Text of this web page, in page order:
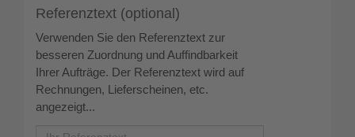
Referenztext (optional)
Verwenden Sie den Referenztext zur
besseren Zuordnung und Auffindbarkeit
Ihrer Aufträge. Der Referenztext wird auf
Rechnungen, Lieferscheinen, etc.
angezeigt...